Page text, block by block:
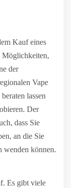
Kauf eines
Möglichkeiten,
der
Vape
lassen
Der
dass Sie
an die Sie
wenden können.
Es gibt viele